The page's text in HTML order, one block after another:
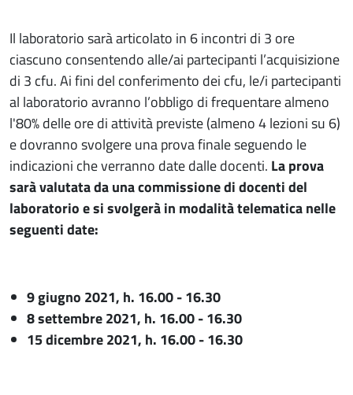
Il laboratorio sarà articolato in 6 incontri di 3 ore
ciascuno consentendo alle/ai partecipanti l’acquisizione
di 3 cfu. Ai fini del conferimento dei cfu, le/i partecipanti
al laboratorio avranno l’obbligo di frequentare almeno
l'80% delle ore di attività previste (almeno 4 lezioni su 6)
e dovranno svolgere una prova finale seguendo le
indicazioni che verranno date dalle docenti. La prova
sarà valutata da una commissione di docenti del
laboratorio e si svolgerà in modalità telematica nelle
seguenti date:
9 giugno 2021, h. 16.00 - 16.30
8 settembre 2021, h. 16.00 - 16.30
15 dicembre 2021, h. 16.00 - 16.30